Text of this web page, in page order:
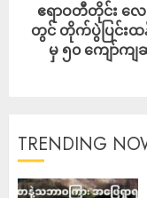
ဧရာဝတီတိုင်း လ
တွင် တိုက်ပွဲပြင်းထ
မှ ၅၀ ကျော်က
TRENDING